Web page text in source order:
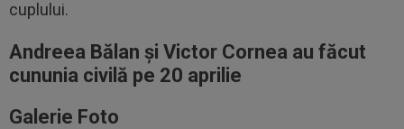
cuplului.
Andreea Bălan și Victor Cornea au făcut
cununia civilă pe 20 aprilie
Galerie Foto